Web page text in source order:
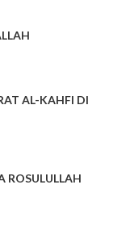
AL-KAHFI DI
ROSULULLAH